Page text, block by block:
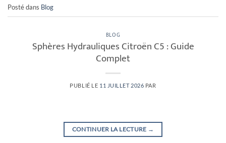
Posté dans Blog
BLOG
Sphères Hydrauliques Citroën C5 : Guide
Complet
PUBLIÉ LE 11 JUILLET 2026 PAR
CONTINUER LA LECTURE →